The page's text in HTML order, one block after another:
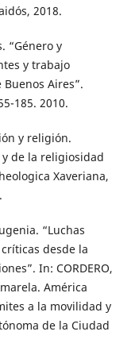
2018.
“Género y
y trabajo
Aires”.
185. 2010.
y religión.
de la religiosidad
Xaveriana,
“Luchas
desde la
In: CORDERO,
América
a la movilidad y
de la Ciudad